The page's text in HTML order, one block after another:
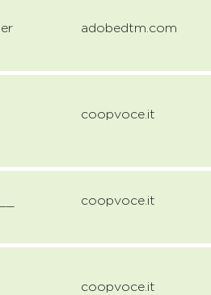
adobedtm.com
coopvoce.it
coopvoce.it
coopvoce.it